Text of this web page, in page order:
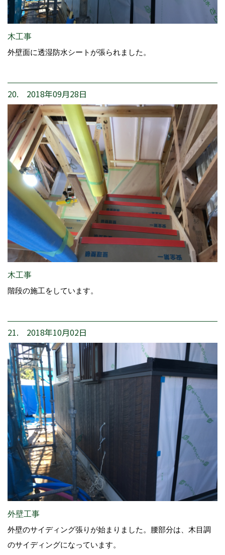
木工事
外壁面に透湿防水シートが張られました。
20. 2018年09月28日
木工事
階段の施工をしています。
21. 2018年10月02日
外壁工事
外壁のサイディング張りが始まりました。腰部分は、木目調
のサイディングになっています。